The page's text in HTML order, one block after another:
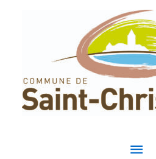
MENU